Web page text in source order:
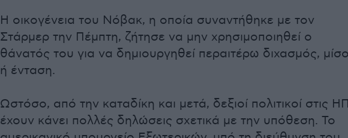
Η οικογένεια του Νόβακ, η οποία συναντήθηκε με τον
Στάρμερ την Πέμπτη, ζήτησε να μην χρησιμοποιηθεί ο
θάνατός του για να δημιουργηθεί περαιτέρω διχασμός,
ή ένταση.
Ωστόσο, από την καταδίκη και μετά, δεξιοί πολιτικοί στις
έχουν κάνει πολλές δηλώσεις σχετικά με την υπόθεση. Το